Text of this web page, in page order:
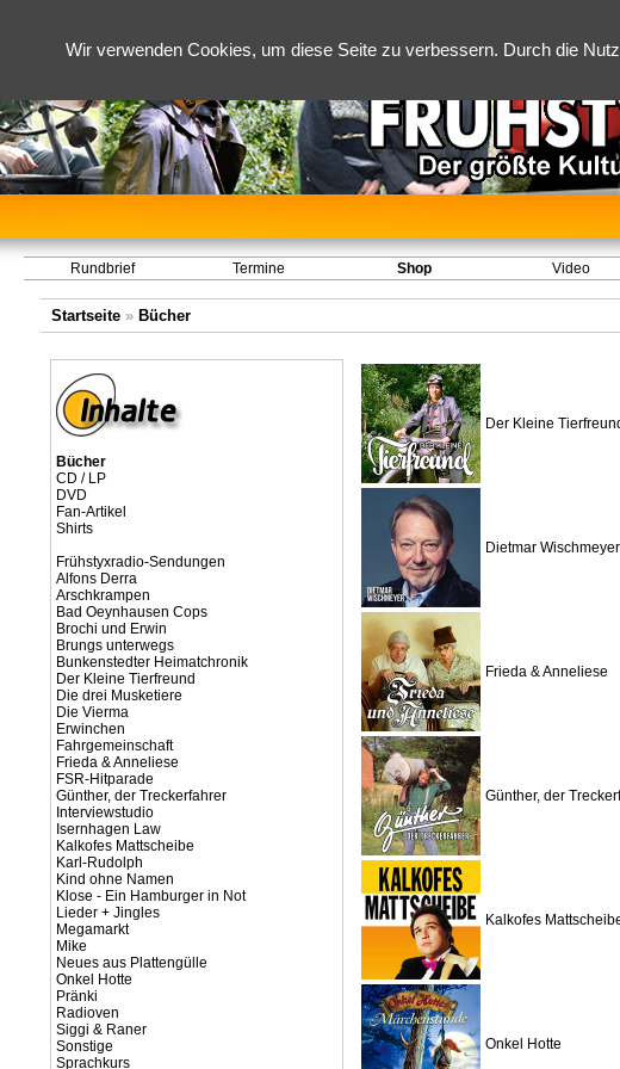
Wir verwenden Cookies, um diese Seite zu verbessern. Durch die
Rundbrief Termine Shop Video
Startseite » Bücher
Bücher
CD / LP
DVD
Fan-Artikel
Shirts
Frühstyxradio-Sendungen
Alfons Derra
Arschkrampen
Bad Oeynhausen Cops
Brochi und Erwin
Brungs unterwegs
Bunkenstedter Heimatchronik
Der Kleine Tierfreund
Die drei Musketiere
Die Vierma
Erwinchen
Fahrgemeinschaft
Frieda & Anneliese
FSR-Hitparade
Günther, der Treckerfahrer
Interviewstudio
Isernhagen Law
Kalkofes Mattscheibe
Karl-Rudolph
Kind ohne Namen
Klose - Ein Hamburger in Not
Lieder + Jingles
Megamarkt
Mike
Neues aus Plattengülle
Onkel Hotte
Pränki
Radioven
Siggi & Raner
Sonstige
Sprachkurs
Der Kleine
Dietmar Wischmeyer
Frieda & Anneliese
Günther, der
Kalkofes
Onkel Hotte